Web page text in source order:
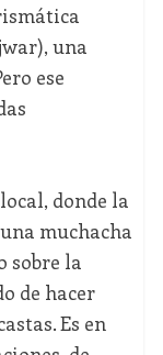
una
ese
donde la
muchacha
sobre la
de hacer
Es en